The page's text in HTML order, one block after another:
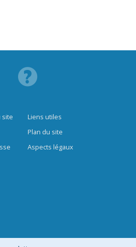
site
Liens utiles
Plan du site
Aspects légaux